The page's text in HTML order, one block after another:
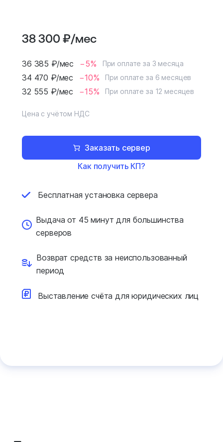
38 300₽/мес
36 385 ₽/мес −5% При оплате за 3 месяца
34 470 ₽/мес −10% При оплате за 6 месяцев
32 555 ₽/мес −15% При оплате за 12 месяцев
Цена с учётом НДС
Заказать сервер
Как получить КП?
Бесплатная установка сервера
Выдача от 45 минут для большинства
серверов
Возврат средств занеиспользованный
период
Выставление счёта дляюридических лиц